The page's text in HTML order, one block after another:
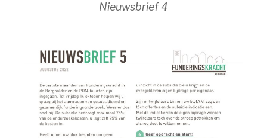
Nieuwsbrief 4